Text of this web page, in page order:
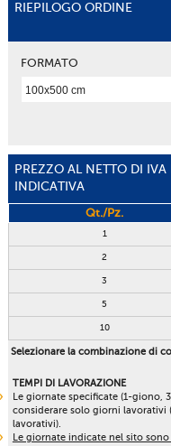
RIEPILOGO ORDINE
FORMATO
PREZZO AL NETTO DI IVA
INDICATIVA
Qt./Pz.
1
2
3
5
10
Selezionare la combinazione di
TEMPI DI LAVORAZIONE
Le giornate specificate (1-giono,
considerare solo giorni lavorativi
lavorativi).
Le giornate indicate nel sito